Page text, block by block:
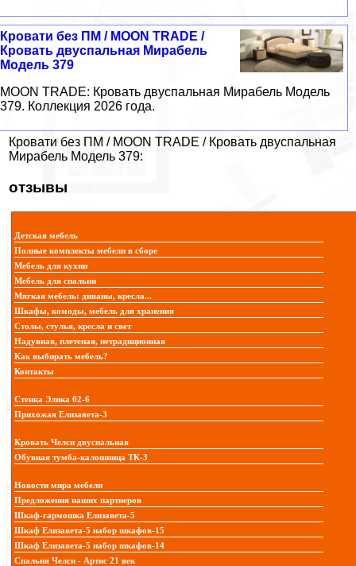
Кровати без ПМ / MOON TRADE /
Кровать двуспальная Мирабель
Модель 379
MOON TRADE: Кровать двуспальная Мирабель Модель
379. Коллекция 2026 года.
Кровати без ПМ / MOON TRADE / Кровать двуспальная
Мирабель Модель 379:
отзывы
Детская мебель
Полные комплекты мебели в сборе
Мебель для кухни
Мебель для спальни
Мягкая мебель: диваны, кресла...
Шкафы, комоды, мебель для хранения
Столы, стулья, кресла и свет
Надувная, плетеная, нетрадиционная
Как выбирать мебель?
Контакты
Стенка Элика 02-6
Прихожая Елизавета-3
Кровать Челси двуспальная
Обувная тумба-калошница ТК-3
Новости мира мебели
Предложения наших партнеров
Шкаф-гармошка Елизавета-5
Шкаф Елизавета-5 набор шкафов-15
Шкаф Елизавета-5 набор шкафов-14
Спальня Челси - Артис 21 век